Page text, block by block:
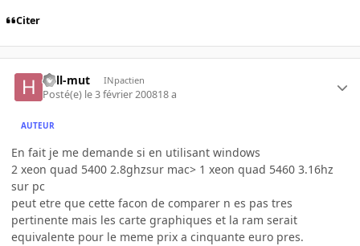
Citer
hell-mut INpactien
Posté(e) le 3 février 200818 a
AUTEUR
En fait je me demande si en utilisant windows
2 xeon quad 5400 2.8ghzsur mac> 1 xeon quad 5460 3.16hz
sur pc
peut etre que cette facon de comparer n es pas tres
pertinente mais les carte graphiques et la ram serait
equivalente pour le meme prix a cinquante euro pres.